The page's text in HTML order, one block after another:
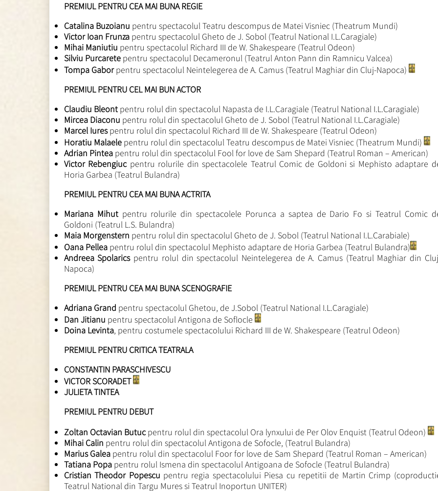
PREMIUL PENTRU CEA MAI BUNA REGIE
Catalina Buzoianu pentru spectacolul Teatru descompus de Matei Visniec (Theatrum Mundi)
Victor Ioan Frunzapentru spectacolul Gheto de J. Sobol (Teatrul National I.L.Caragiale)
Mihai Maniutiu pentru spectacolul Richard III de W. Shakespeare (Teatrul Odeon)
Silviu Purcaretepentru spectacolul Decameronul (Teatrul Anton Pann din Ramnicu Valcea)
Tompa Gaborpentru spectacolul Neintelegerea de A. Camus (Teatrul Maghiar din Cluj-Napoca)
PREMIUL PENTRU CEL MAI BUN ACTOR
Claudiu Bleontpentru rolul din spectacolul Napasta de I.L.Caragiale (Teatrul National I.L.Caragiale)
Mircea Diaconu pentru rolul din spectacolul Gheto de J. Sobol (Teatrul National I.L.Caragiale)
Marcel Iurespentru rolul din spectacolul Richard III de W. Shakespeare (Teatrul Odeon)
Horatiu Malaelepentru rolul din spectacolul Teatru descompus de Matei Visniec (Theatrum Mundi)
Adrian Pinteapentru rolul din spectacolul Fool for love de Sam Shepard (Teatrul Roman – American)
Victor Rebengiucpentru rolurile din spectacolele Teatrul Comic de Goldoni si Mephisto adaptare
Horia Garbea (Teatrul Bulandra)
PREMIUL PENTRU CEA MAI BUNA ACTRITA
Mariana Mihutpentru rolurile din spectacolele Porunca a saptea de Dario Fo si Teatrul Comic
Goldoni (Teatrul L.S. Bulandra)
Maia Morgenstern pentru rolul din spectacolul Gheto de J. Sobol (Teatrul National I.L.Carabiale)
Oana Pelleapentru rolul din spectacolul Mephisto adaptare de Horia Garbea (Teatrul Bulandra)
Andreea Spolaricspentru rolul din spectacolul Neintelegerea de A. Camus (Teatrul Maghiar din
Napoca)
PREMIUL PENTRU CEA MAI BUNA SCENOGRAFIE
Adriana Grand pentru spectacolul Ghetou, de J.Sobol (Teatrul National I.L.Caragiale)
Dan Jitianu pentru spectacolul Antigona de Soflocle
Doina Levinta, pentru costumele spectacolului Richard III de W. Shakespeare (Teatrul Odeon)
PREMIUL PENTRU CRITICA TEATRALA
CONSTANTIN PARASCHIVESCU
VICTOR SCORADET
JULIETA TINTEA
PREMIUL PENTRU DEBUT
Zoltan Octavian Butucpentru rolul din spectacolul Ora lynxului de Per Olov Enquist (Teatrul Odeon)
Mihai Calin pentru rolul din spectacolul Antigona de Sofocle, (Teatrul Bulandra)
Marius Galeapentru rolul din spectacolul Foor for love de Sam Shepard (Teatrul Roman – American)
Tatiana Popapentru rolul Ismena din spectacolul Antigoana de Sofocle (Teatrul Bulandra)
Cristian Theodor Popescu pentru regia spectacolului Piesa cu repetitii de Martin Crimp
Teatrul National din Targu Mures si Teatrul Inoportun UNITER)